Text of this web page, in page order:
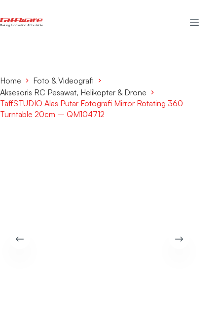
Home
Foto & Videografi
Aksesoris RC Pesawat, Helikopter & Drone
TaffSTUDIO Alas Putar Fotografi Mirror Rotating 360
Turntable 20cm – QM104712